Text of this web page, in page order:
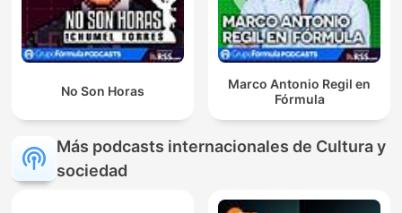
No Son Horas
Marco Antonio Regil en
Fórmula
Más podcasts internacionales de Cultura y
sociedad